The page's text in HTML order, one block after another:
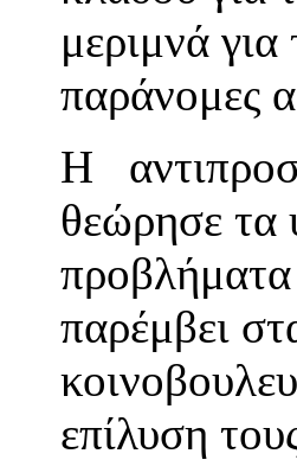
μεριμνά
παράνομες
Η
θεώρησε τα
παρέμβει
επίλυση